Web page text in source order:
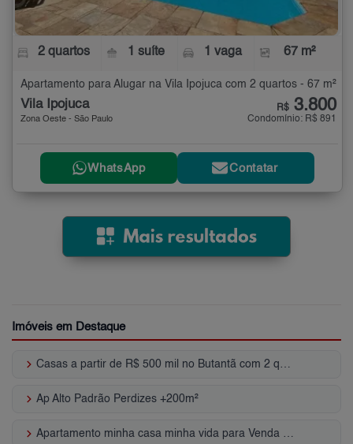
2 quartos 1 suíte 1 vaga 67 m²
Apartamento para Alugar na Vila Ipojuca com 2 quartos - 67 m²
Vila Ipojuca
Zona Oeste - São Paulo
R$ 3.800
Condomínio: R$ 891
WhatsApp Contatar
Imóveis em Destaque
keyboard_arrow_right Casas a partir de R$ 500 mil no Butantã com 2 quartos, Zona Oeste, SP
keyboard_arrow_right Ap Alto Padrão Perdizes +200m²
keyboard_arrow_right Apartamento minha casa minha vida para Venda | Santa Cecília